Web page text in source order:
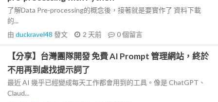
了解Data Pre-processing的概念後，接著就是要實作了 資料下載
的...
由 duckravel48 發文 2 天前 0個留言
【分享】台灣團隊開發 免費 AI Prompt 管理網站，終於
不用再到處找提示詞了
最近 AI 幾乎已經變成每天工作都會用到的工具。像是 ChatGPT、
Claud...